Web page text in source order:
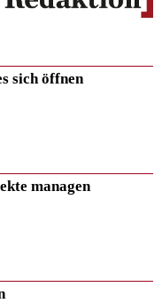
sich öffnen
managen